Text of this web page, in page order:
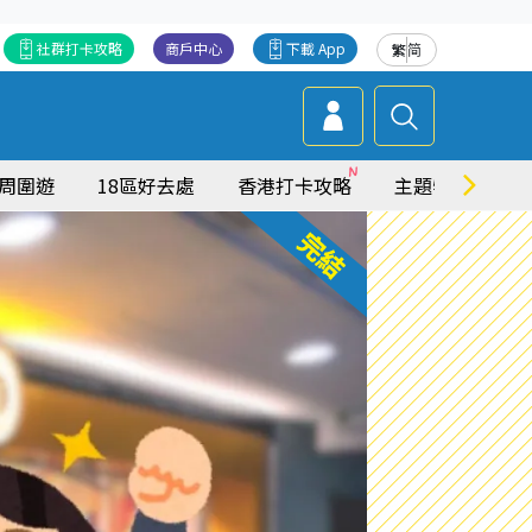
繁简
下載 App
商戶中心
社群打卡攻略
圍遊 18區好去處 香港打卡攻略 主題特集